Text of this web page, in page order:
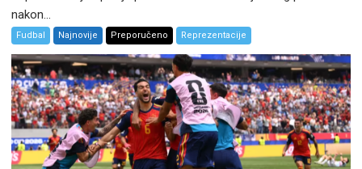
nakon...
Fudbal Najnovije Preporučeno Reprezentacije